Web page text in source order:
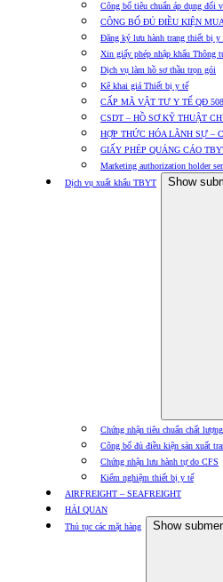
Công bố tiêu chuẩn áp dụng
CÔNG BỐ ĐỦ ĐIỀU KIỆN
Đăng ký lưu hành trang thiết bị y
Xin giấy phép nhập khẩu Thông
Dịch vụ làm hồ sơ thầu trọn gói
Kê khai giá Thiết bị y tế
CẤP MÃ VẬT TƯ Y TẾ QĐ
CSDT – HỒ SƠ KỸ THUẬT
HỢP THỨC HÓA LÃNH SỰ –
GIẤY PHÉP QUẢNG CÁO
Marketing authorization holder
Dịch vụ xuất khẩu TBYT
Show
Chứng nhận tiêu chuẩn chất
Công bố đủ điều kiện sản xuất
Chứng nhận lưu hành tự do CFS
Kiểm nghiệm thiết bị y tế
AIRFREIGHT – SEAFREIGHT
HẢI QUAN
Thủ tục các mặt hàng
Show